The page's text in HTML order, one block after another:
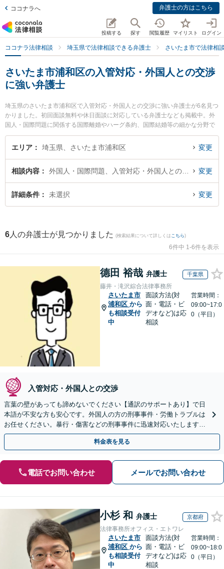
ココナラへ 弁護士の方はこちら
投稿する 探す 閲覧履歴 マイリスト ログイン
ココナラ法律相談 埼玉県で法律相談できる弁護士 さいたま市で法律相
さいたま市浦和区の入管対応・外国人との交渉
に強い弁護士
埼玉県のさいたま市浦和区で入管対応・外国人との交渉に強い弁護士が6名見つ
かりました。初回面談無料や休日面談に対応している弁護士なども掲載中。外
国人・国際問題に関係する国際離婚やハーグ条約、国際結婚等の細かな分野で
の絞り込み検索もでき便利です。特に樟葉法律事務所の三輪 貴幸弁護士や工藤
啓介法律事務所の工藤 啓介弁護士、弁護士法人法律事務所フォレストの中尾 基
ブルを今すぐに弁護士に相談したい』『入管対応・外国人との交渉のトラブル
解決の実績豊富な近くの弁護士を検索したい』『初回相談無料で入管対応・外
国人との交渉を法律相談できるさいたま市浦和区内の弁護士に相談予約した
エリア 埼玉県、さいたま市浦和区 変更
相談内容 変更
詳細条件 未選択 変更
6 人の弁護士が見つかりました (検索結果について詳しくは こちら)
6件中 1-6件を表示
德田 裕哉 弁護士 千葉県
藤井・滝沢綜合法律事務所
さいたま市
浦和区 から
も相談受付
中
面談方法(対
面・電話・ビ
デオなど)は応
相談
営業時間：
09:00~17:0
0（平日）
入管対応・外国人との交渉
言葉の壁があっても諦めないでください【通訳のサポートあり】で日
本語が不安な方も安心です。外国人の方の刑事事件・労働トラブルは
お任せください。暴行・傷害などの刑事事件に迅速対応いたします。
【事前予約で休日・夜間面談可】
料金表を見る
電話でお問い合わせ メールでお問い合わせ
小杉 和 弁護士 京都府
法律事務所オフィス・エトワレ
さいたま市
浦和区 から
も相談受付
中
面談方法(対
面・電話・ビ
デオなど)は応
相談
営業時間：
09:00~18:0
0（平日）